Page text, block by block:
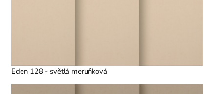
Eden 128 - světlá meruňková